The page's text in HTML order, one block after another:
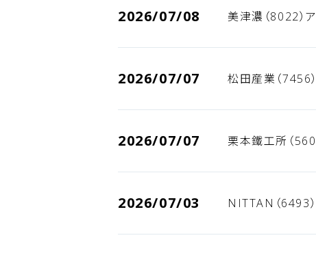
2026/07/08 美津濃（8022）
2026/07/07 松田産業（7456
2026/07/07 栗本鐵工所（
2026/07/03 NITTAN（6493